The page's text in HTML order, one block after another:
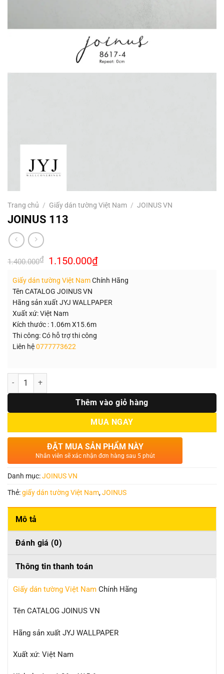
Trang chủ / Giấy dán tường Việt Nam / JOINUS VN
JOINUS 113
1.400.000₫ Giá
gốc
1.400.000₫.
1.150.000₫Giá
hiện
là:
Giấy dán tường Việt NamChính Hãng
Tên CATALOG JOINUS VN
Hãng sản xuất JYJ WALLPAPER
Xuất xứ: Việt Nam
Kích thước : 1.06m X15.6m
Thi công: Có hỗ trợ thi công
Liên hệ0777773622
Số lượng
Thêm vào giỏ hàng
MUA NGAY
ĐẶT MUA SẢN PHẨM NÀY
Nhân viên sẽ xác nhận đơn hàng sau 5 phút
Danh mục:JOINUS VN
Thẻ:giấy dán tường Việt Nam,JOINUS
Mô tả
Đánh giá (0)
Thông tin thanh toán
Giấy dán tường Việt Nam Chính Hãng
Tên CATALOG JOINUS VN
Hãng sản xuất JYJ WALLPAPER
Xuất xứ: Việt Nam